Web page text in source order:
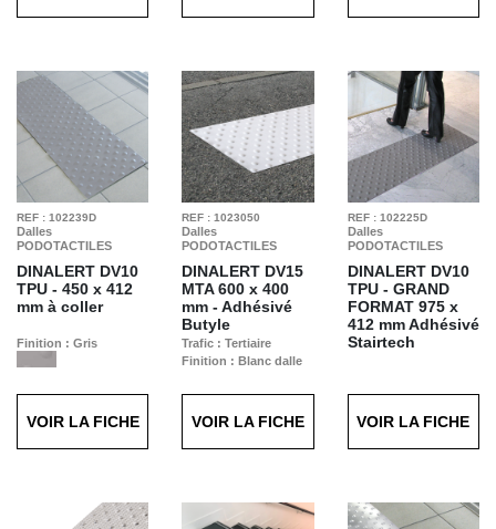
REF : 102239D
Dalles
PODOTACTILES
DINALERT DV10
TPU - 450 x 412
mm à coller
Finition : Gris
VOIR LA FICHE
REF : 1023050
Dalles
PODOTACTILES
DINALERT DV15
MTA600 x 400
mm - Adhésivé
Butyle
Trafic : Tertiaire
Finition : Blanc dalle
VOIR LA FICHE
REF : 102225D
Dalles
PODOTACTILES
DINALERT DV10
TPU - GRAND
FORMAT975 x
412 mm Adhésivé
Stairtech
VOIR LA FICHE